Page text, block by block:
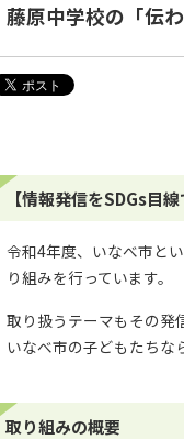
藤原中学校の「伝
【情報発信をSDGs目
令和4年度、いなべ市と
り組みを行っています。
取り扱うテーマもその発
いなべ市の子どもたちな
取り組みの概要